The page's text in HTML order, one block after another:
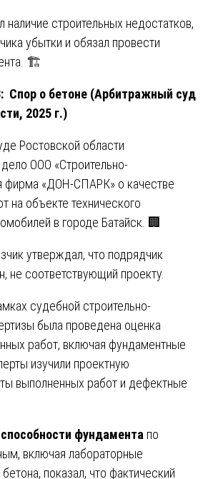
наличие строительных недостатков,
убытки и обязал провести
🏗️
Спор о бетоне (Арбитражный суд
2025 г.)
Ростовской области
ООО «Строительно-
фирма «ДОН-СПАРК» о качестве
на объекте технического
в городе Батайск. 🏢
утверждал, что подрядчик
не соответствующий проекту.
судебной строительно-
была проведена оценка
работ, включая фундаментные
изучили проектную
выполненных работ и дефектные
фундамента по
включая лабораторные
показал, что фактический